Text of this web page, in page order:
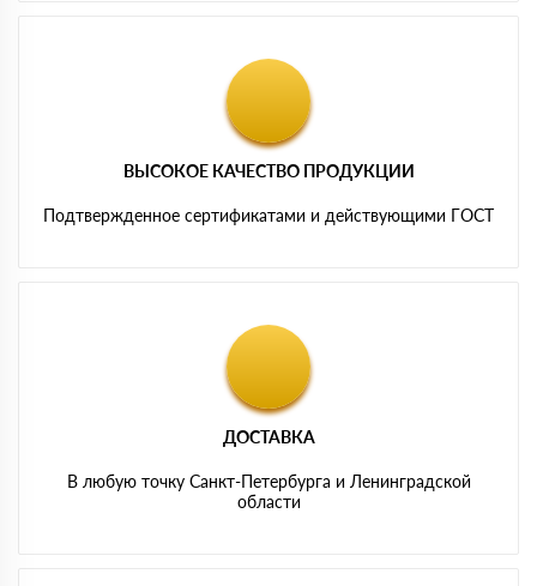
ВЫСОКОЕ КАЧЕСТВО ПРОДУКЦИИ
Подтвержденное сертификатами и действующими ГОСТ
ДОСТАВКА
В любую точку Санкт-Петербурга и Ленинградской
области